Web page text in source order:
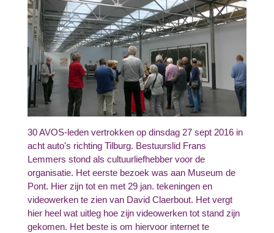
30 AVOS-leden vertrokken op dinsdag 27 sept 2016 in
acht auto's richting Tilburg. Bestuurslid Frans
Lemmers stond als cultuurliefhebber voor de
organisatie. Het eerste bezoek was aan Museum de
Pont. Hier zijn tot en met 29 jan. tekeningen en
videowerken te zien van David Claerbout. Het vergt
hier heel wat uitleg hoe zijn videowerken tot stand zijn
gekomen. Het beste is om hiervoor internet te